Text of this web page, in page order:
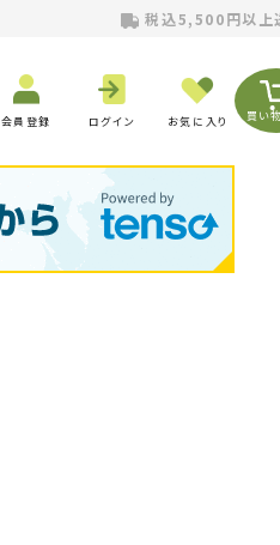
税込5,500円以上
会員登録 ログイン お気に入り 買い